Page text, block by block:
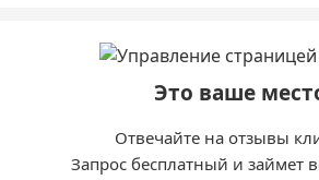
Это ваше
Отвечайте на отзывы
Запрос бесплатный и займет